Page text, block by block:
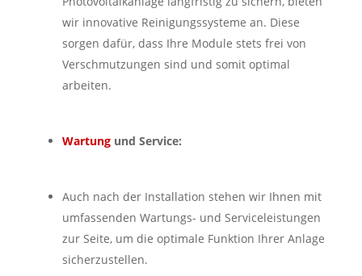
wir innovative Reinigungssysteme an. Diese
sorgen dafür, dass Ihre Module stets frei von
Verschmutzungen sind und somit optimal
arbeiten.
Wartungund Service:
Auch nach der Installation stehen wir Ihnen mit
umfassenden Wartungs- und Serviceleistungen
zur Seite, um die optimale Funktion Ihrer Anlage
sicherzustellen.